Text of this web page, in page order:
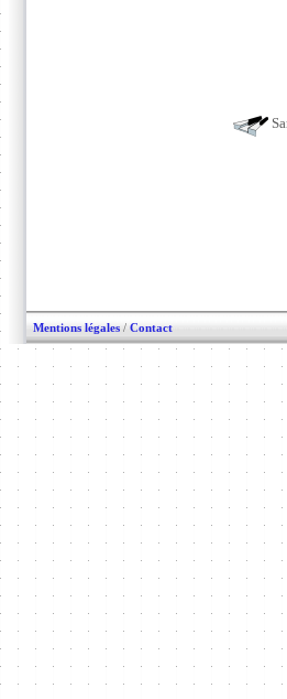
Mentions légales / Contact